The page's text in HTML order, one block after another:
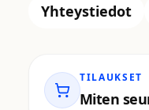
Yhteystiedot
TILAUKSET
Miten